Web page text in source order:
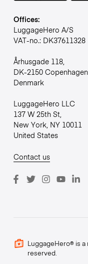
Offices:
LuggageHero A/S
VAT-no.: DK37611328
Århusgade 118,
DK-2150 Copenhagen
Denmark
LuggageHero LLC
137 W 25th St,
New York, NY 10011
United States
Contact us
LuggageHero® is
reserved.